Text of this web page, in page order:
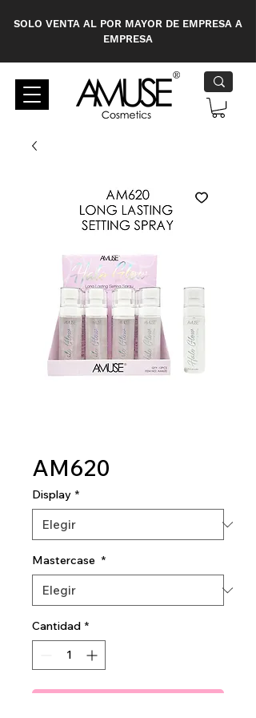
SOLO VENTA AL POR MAYOR DE EMPRESA A
EMPRESA
AM620
Display *
Mastercase *
Cantidad *